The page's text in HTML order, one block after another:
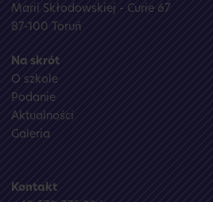
Marii Skłodowskiej - Curie 67
87-100 Toruń
Na skrót
O szkole
Podanie
Aktualności
Galeria
Kontakt